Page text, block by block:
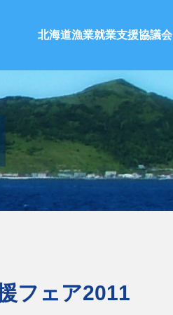
北海道漁業就業支援協議会
フェア2011